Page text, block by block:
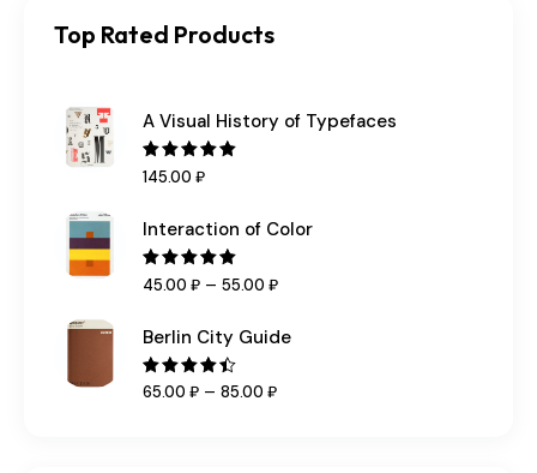
Top Rated Products
A Visual History of Typefaces
Оценка
5.00 из 5
145.00 ₽
Interaction of Color
Оценка
5.00из 5
45.00 ₽ – 55.00 ₽
Berlin City Guide
Оценка
4.50из
65.00 ₽ – 85.00 ₽